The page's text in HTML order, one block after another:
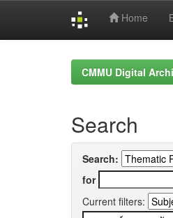
Home
CMMU Digital
Search
Search:
for
Current filters: